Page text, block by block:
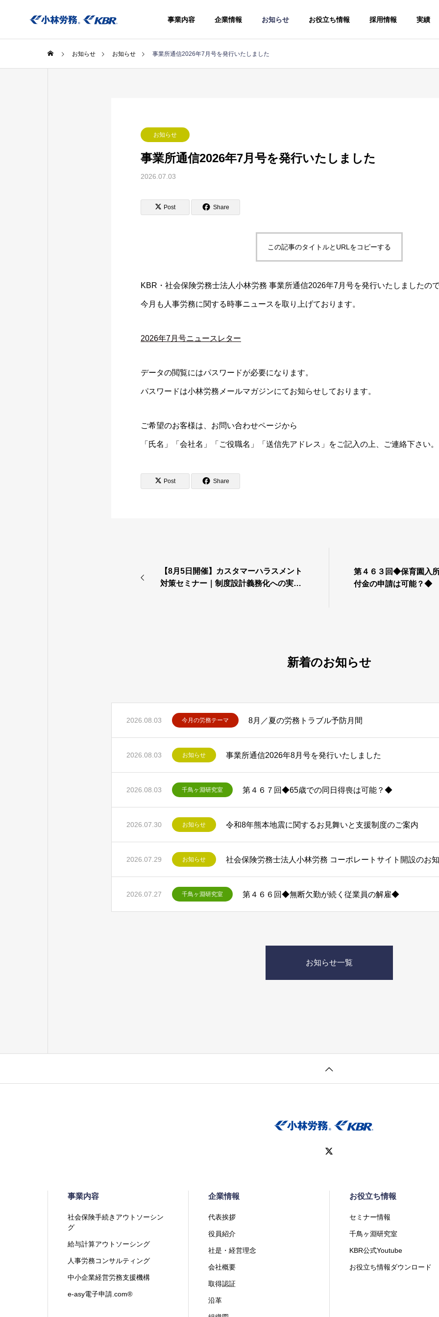
事業内容 企業情報 お知らせ お役立ち情報 採用情報 実績
社会保険手続
きアウトソー
シング
Social
procedure
agency
人事労務コン
サルティング
お知らせ お知らせ 事業所通信2026年7月号を発行いたしました
お知らせ
事業所通信2026年7月号を発行いたしました
2026.07.03
Post Share
この記事のタイトルとURLをコピーする
KBR・社会保険労務士法人小林労務 事業所通信2026年7月号を発行いたしましたの
今月も人事労務に関する時事ニュースを取り上げております。
2026年7月号ニュースレター
データの閲覧にはパスワードが必要になります。
パスワードは小林労務メールマガジンにてお知らせしております。
ご希望のお客様は、お問い合わせページから
「氏名」「会社名」「ご役職名」「送信先アドレス」をご記入の上、ご連絡下さい。
Post Share
【8月5日開催】カスタマーハラスメント
対策セミナー｜制度設計義務化への実務
第４６３回◆保育園入
付金の申請は可能？◆
新着のお知らせ
2026.08.03 今月の労務テーマ 8月／夏の労務トラブル予防月間
2026.08.03 お知らせ 事業所通信2026年8月号を発行いたしました
2026.08.03 千鳥ヶ淵研究室 第４６７回◆65歳での同日得喪は可能？◆
2026.07.30 お知らせ 令和8年熊本地震に関するお見舞いと支援制度のご案内
2026.07.29 お知らせ 社会保険労務士法人小林労務 コーポレートサイト開設のお
2026.07.27 千鳥ヶ淵研究室 第４６６回◆無断欠勤が続く従業員の解雇◆
お知らせ一覧
事業内容
社会保険手続きアウトソーシン
グ
給与計算アウトソーシング
人事労務コンサルティング
中小企業経営労務支援機構
e-asy電子申請.com®
企業情報
代表挨拶
役員紹介
社是・経営理念
会社概要
取得認証
沿革
お役立ち情報
セミナー情報
千鳥ヶ淵研究室
KBR公式Youtube
お役立ち情報ダウンロード